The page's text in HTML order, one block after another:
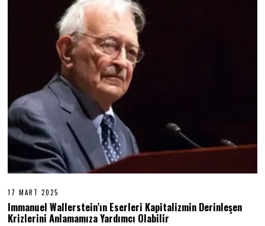
17 MART 2025
7
M
A
Immanuel Wallerstein’ın Eserleri Kapitalizmin Derinleşen
Krizlerini Anlamamıza Yardımcı Olabilir